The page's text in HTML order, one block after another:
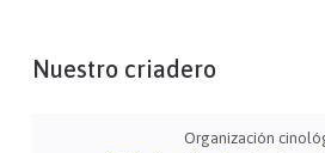
Nuestro criadero
Organización